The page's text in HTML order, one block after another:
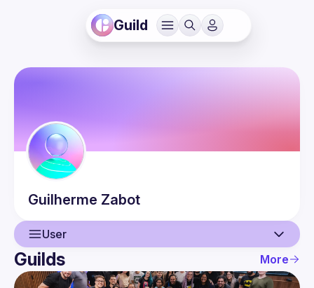
Guild
Guilherme Zabot
User
User
Guilds More